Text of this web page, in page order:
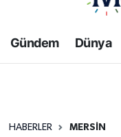
Gündem Dünya
HABERLER MERSIN
Dünya
Ekonomi
Tüm Manşetler
Haber Arşivi